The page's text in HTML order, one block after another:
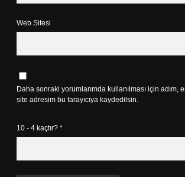
Web Sitesi
Daha sonraki yorumlarımda kullanılması için adım,
site adresim bu tarayıcıya kaydedilsin.
10 - 4 kaçtır? *